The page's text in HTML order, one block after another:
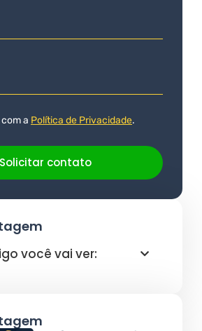
a Política de Privacidade.
Solicitar contato
você vai ver: